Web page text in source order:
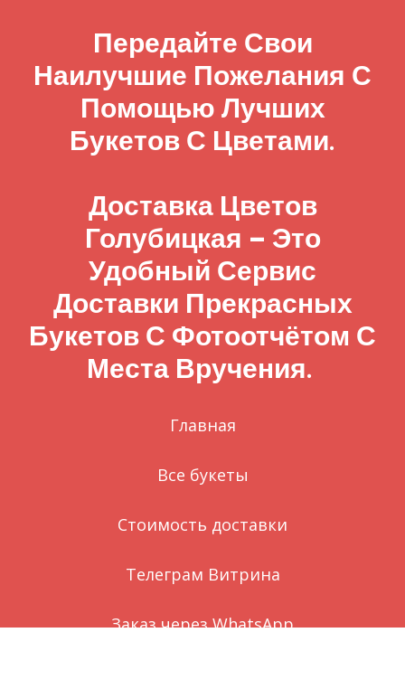
Передайте Свои
Наилучшие Пожелания С
Помощью Лучших
Букетов С Цветами.
Доставка Цветов
Голубицкая – Это
Удобный Сервис
Доставки Прекрасных
Букетов С Фотоотчётом С
Места Вручения.
Главная
Все букеты
Стоимость доставки
Телеграм Витрина
Заказ через WhatsApp